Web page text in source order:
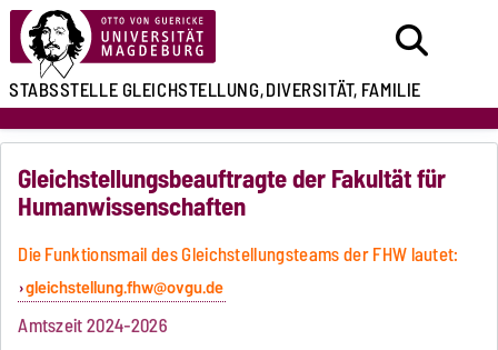
STABSSTELLEGLEICHSTELLUNG,DIVERSITÄT, FAMILIE
Gleichstellungsbeauftragte der Fakultät für
Humanwissenschaften
Die Funktionsmail des Gleichstellungsteams der FHW lautet:
gleichstellung.fhw@ovgu.de
Amtszeit 2024-2026